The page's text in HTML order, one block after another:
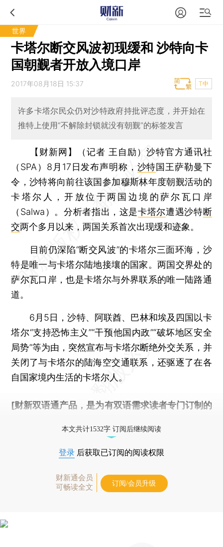
世界
卡塔尔断交风波初现缓和 沙特向卡
国朝觐者开放入境口岸
2017年08月18日 15:37 T中
许多卡塔尔民众仍对沙特政府持批评态度，并开始在
推特上使用“不解除封锁就没有朝觐”的标签发言
【财新网】（记者 王自励） 沙特官方通讯社
（SPA）8月17日发布声明称， 沙特国王萨勒曼下
令，沙特将向前往该国参加穆斯林年度朝觐活动的
卡塔尔人，开放位于两国边境的萨尔瓦口岸
（Salwa）。分析者指出，这是卡塔尔遭遇沙特断
交两个多月以来，两国关系首次出现缓和迹象。
目前仍深陷“断交风波”的卡塔尔三面环海，沙
特是唯一与卡塔尔陆地接壤的国家。两国交界处的
萨尔瓦口岸，也是卡塔尔与外界联系的唯一陆路通
道。
6月5日，沙特、阿联酋、巴林和埃及四国以卡
塔尔“支持恐怖主义”“干预他国内政”“破坏地区安全
局势”等为由，突然宣布与卡塔尔断绝外交关系，并
关闭了与卡塔尔的陆海空交通联系，还驱逐了在各
自国家境内生活的卡塔尔人。
[财新双语通产品，是为有双语需求读者专门订制的
本文共计1532字 订阅后继续阅读
登录 后获取已订阅的阅读权限
财新通会员
可畅读全文
订阅/会员升级